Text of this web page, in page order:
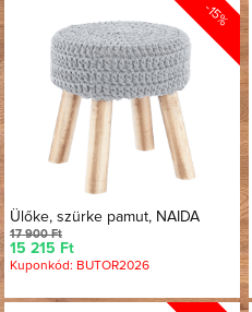
-15%
Ülőke, szürke pamut, NAIDA
17 900 Ft
15 215 Ft
Kuponkód: BUTOR2026